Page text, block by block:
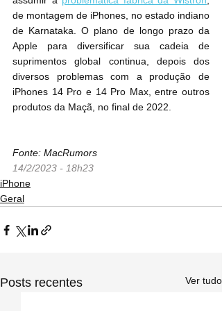
de montagem de iPhones, no estado indiano
de Karnataka. O plano de longo prazo da
Apple para diversificar sua cadeia de
suprimentos global continua, depois dos
diversos problemas com a produção de
iPhones 14 Pro e 14 Pro Max, entre outros
produtos da Maçã, no final de 2022.
Fonte: MacRumors
14/2/2023 - 18h23
iPhone
Geral
Posts recentes Ver tudo